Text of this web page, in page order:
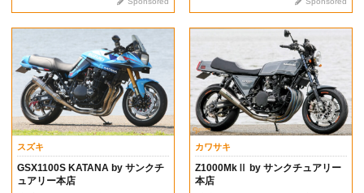
スズキ
GSX1100S KATANA by サンクチ
ュアリー本店
カワサキ
Z1000MkⅡ by サンクチュアリー
本店